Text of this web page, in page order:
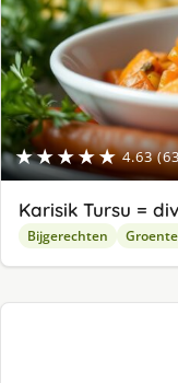
★★★★★ 4.63
Karisik Tursu =
Bijgerechten